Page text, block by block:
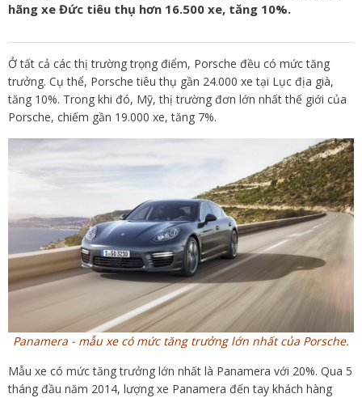
hãng xe Đức tiêu thụ hơn 16.500 xe, tăng 10%.
Ở tất cả các thị trường trọng điểm, Porsche đều có mức tăng
trưởng. Cụ thể, Porsche tiêu thụ gần 24.000 xe tại Lục địa già,
tăng 10%. Trong khi đó, Mỹ, thị trường đơn lớn nhất thế giới của
Porsche, chiếm gần 19.000 xe, tăng 7%.
Panamera - mẫu xe có mức tăng trưởng lớn nhất của Porsche.
Mẫu xe có mức tăng trưởng lớn nhất là Panamera với 20%. Qua 5
tháng đầu năm 2014, lượng xe Panamera đến tay khách hàng